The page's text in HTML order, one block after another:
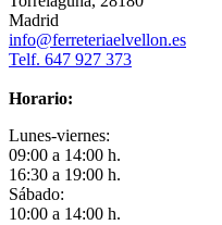
Madrid
info@ferreteriaelvellon.es
Telf. 647 927 373
Horario:
Lunes-viernes:
09:00 a 14:00 h.
16:30 a 19:00 h.
Sábado:
10:00 a 14:00 h.